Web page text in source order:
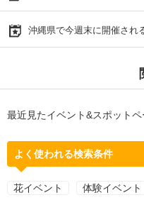
沖縄県で今週末に開催され
最近見たイベント&スポットペ
よく使われる検索条件
花イベント 体験イベント